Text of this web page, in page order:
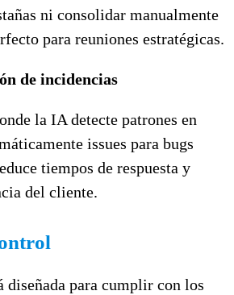
ni consolidar manualmente
para reuniones estratégicas.
de incidencias
la IA detecte patrones en
issues para bugs
tiempos de respuesta y
del cliente.
diseñada para cumplir con los